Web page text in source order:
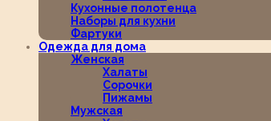
Кухонные полотенца
Наборы для кухни
Фартуки
Одежда для дома
Женская
Халаты
Сорочки
Пижамы
Мужская